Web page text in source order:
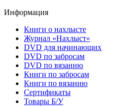
Информация
Книги о нахлысте
Журнал «Нахлыст»
DVD для начинающих
DVD по забросам
DVD по вязанию
Книги по забросам
Книги по вязанию
Cертификаты
Товары Б/У